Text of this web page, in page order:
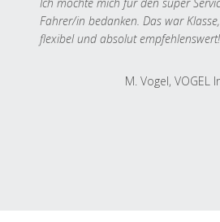
Fahrer/in bedanken. Das war
flexibel und absolut empfehlenswert!
M. Vogel, VOGEL